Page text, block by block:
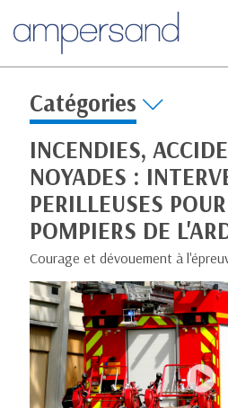
Catégories
INCENDIES,
NOYADES :
PERILLEUSES
POMPIERS DE
Courage et dévouement à